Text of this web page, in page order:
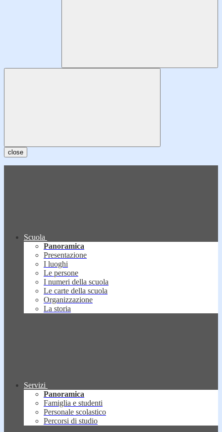
close
Scuola
Panoramica
Presentazione
I luoghi
Le persone
I numeri della scuola
Le carte della scuola
Organizzazione
La storia
Servizi
Panoramica
Famiglia e studenti
Personale scolastico
Percorsi di studio